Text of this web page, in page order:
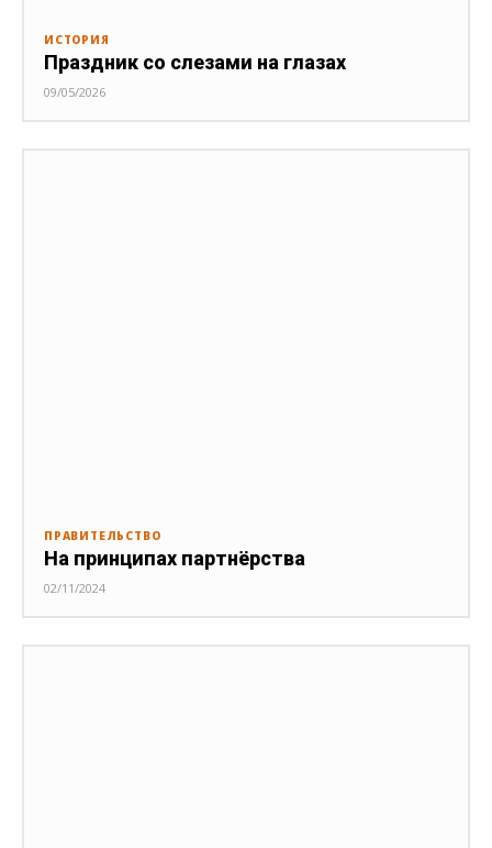
ИСТОРИЯ
Праздник со слезами на глазах
09/05/2026
ПРАВИТЕЛЬСТВО
На принципах партнёрства
02/11/2024